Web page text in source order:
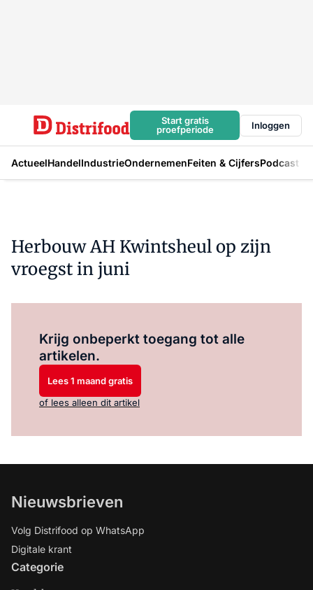
Start gratis
proefperiode
Inloggen
ActueelHandelIndustrieOndernemenFeiten & CijfersPodcast
Herbouw AH Kwintsheul op zijn
vroegst in juni
Krijg onbeperkt toegang tot alle
artikelen.
Lees 1 maand gratis
of lees alleen dit artikel
Nieuwsbrieven
Volg Distrifood op WhatsApp
Digitale krant
Categorie